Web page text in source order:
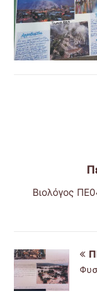
Βιολόγος